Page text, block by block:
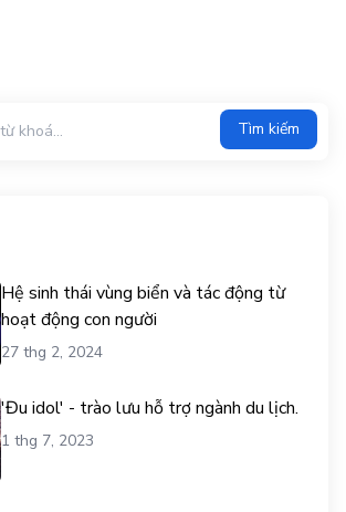
Tìm kiếm
Hệ sinh thái vùng biển và tác động từ
hoạt động con người
27 thg 2, 2024
'Đu idol' - trào lưu hỗ trợ ngành du lịch.
1 thg 7, 2023